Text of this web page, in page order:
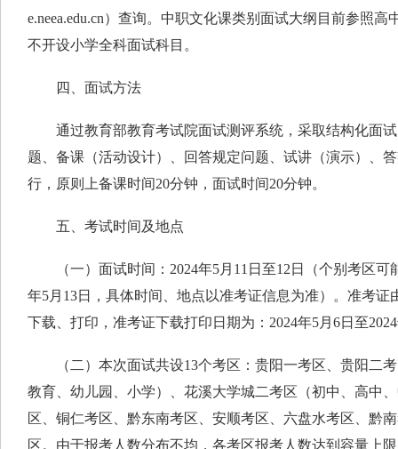
e.neea.edu.cn）查询。中职文化课类别面试大纲目前参照
不开设小学全科面试科目。
四、面试方法
通过教育部教育考试院面试测评系统，采取结构化面试
题、备课（活动设计）、回答规定问题、试讲（演示）、
行，原则上备课时间20分钟，面试时间20分钟。
五、考试时间及地点
（一）面试时间：2024年5月11日至12日（个别考区可
年5月13日，具体时间、地点以准考证信息为准）。准考证
下载、打印，准考证下载打印日期为：2024年5月6日至
（二）本次面试共设13个考区：贵阳一考区、贵阳二考
教育、幼儿园、小学）、花溪大学城二考区（初中、高中
区、铜仁考区、黔东南考区、安顺考区、六盘水考区、黔
区。由于报考人数分布不均，各考区报考人数达到容量上